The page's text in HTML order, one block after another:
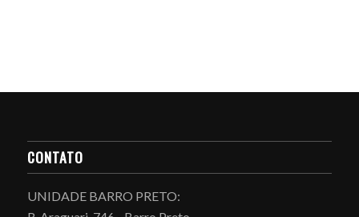
CONTATO
UNIDADE BARRO PRETO: